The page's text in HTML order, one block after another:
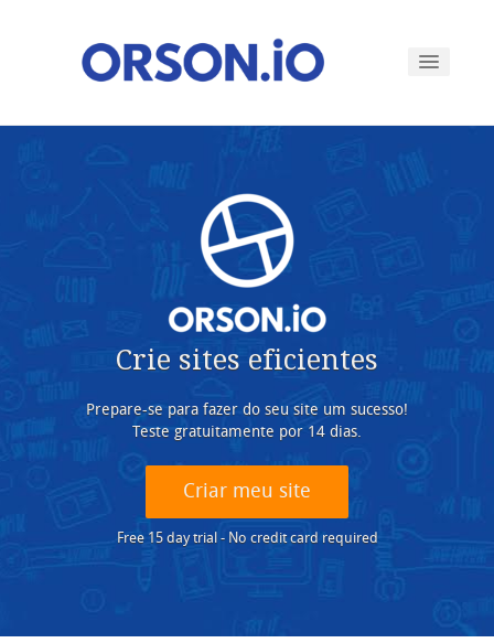
Iniciar o período de testes gratuito
Crie sites eficientes
Prepare-se para fazer do seu site um sucesso!
Teste gratuitamente por 14 dias.
Criar meu site
Free 15 day trial - No credit card required